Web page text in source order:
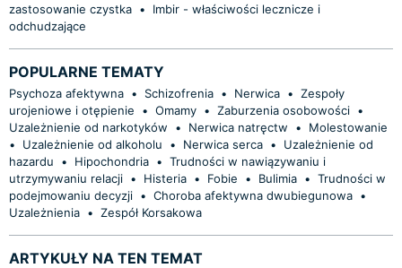
zastosowanie czystka •
Imbir - właściwości lecznicze i
odchudzające
POPULARNE TEMATY
Psychoza afektywna • Schizofrenia • Nerwica • Zespoły
urojeniowe i otępienie
• Omamy • Zaburzenia osobowości •
Uzależnienie od narkotyków
• Nerwica natręctw •
Molestowanie
•
Uzależnienie od alkoholu • Nerwica serca •
Uzależnienie od
hazardu
• Hipochondria • Trudności w nawiązywaniu i
utrzymywaniu relacji • Histeria • Fobie • Bulimia • Trudności w
podejmowaniu decyzji • Choroba afektywna dwubiegunowa •
Uzależnienia • Zespół Korsakowa
ARTYKUŁY NA TEN TEMAT